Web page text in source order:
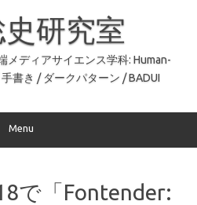
研究室
メディアサイエンス学科: Human-
書き / ダークパターン / BADUI
Menu
で「Fontender: